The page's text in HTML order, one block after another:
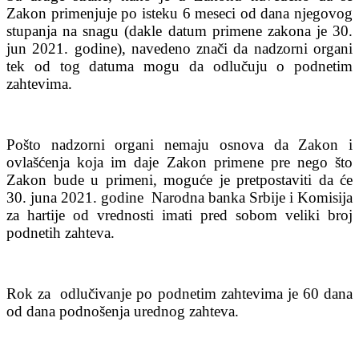
Zakon primenjuje po isteku 6 meseci od dana njegovog
stupanja na snagu (dakle datum primene zakona je 30.
jun 2021. godine), navedeno znači da nadzorni organi
tek od tog datuma mogu da odlučuju o podnetim
zahtevima.
Pošto nadzorni organi nemaju osnova da Zakon i
ovlašćenja koja im daje Zakon primene pre nego što
Zakon bude u primeni, moguće je pretpostaviti da će
30. juna 2021. godine Narodna banka Srbije i Komisija
za hartije od vrednosti imati pred sobom veliki broj
podnetih zahteva.
Rok za odlučivanje po podnetim zahtevima je 60 dana
od dana podnošenja urednog zahteva.